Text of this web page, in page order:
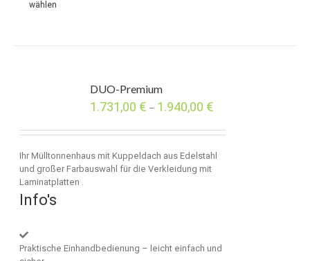
wählen
DUO-Premium
1.731,00 € – 1.940,00 €
Ihr Mülltonnenhaus mit Kuppeldach aus Edelstahl
und großer Farbauswahl für die Verkleidung mit
Laminatplatten .
Info's
Praktische Einhandbedienung – leicht einfach und